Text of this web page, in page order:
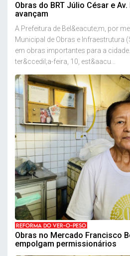
Obras do BRT Júlio César e
avançam
A Prefeitura de Bel&eacute;m, por
Municipal de Obras e Infraestrutura
em obras importantes para a
ter&ccedil;a-feira, 10, est&aacu...
REFORMA DO VER-O-PESO
Obras no Mercado Francisco
empolgam permissionários